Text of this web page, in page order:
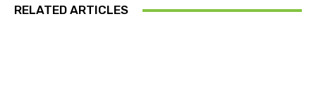
RELATED ARTICLES